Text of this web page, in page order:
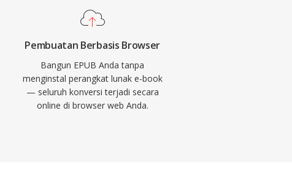
Pembuatan Berbasis Browser
Bangun EPUB Anda tanpa
menginstal perangkat lunak e-book
— seluruh konversi terjadi secara
online di browser web Anda.